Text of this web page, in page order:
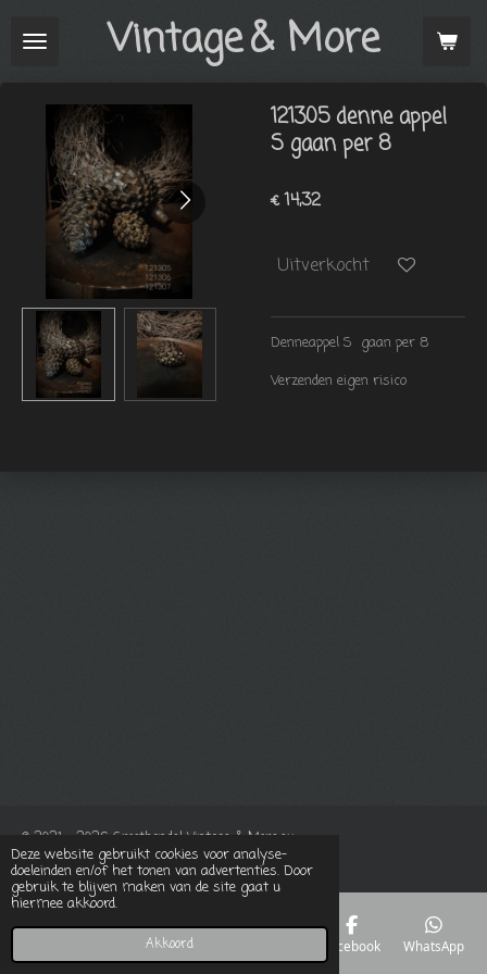
Deze website gebruikt cookies voor analyse-
doeleinden en/of het tonen van advertenties. Door
gebruik te blijven maken van de site gaat u
hiermee akkoord.
Akkoord
direct
hoofdinhoud
Vintage& More
121305 denne appel
S gaan per 8
€ 14,32
Uitverkocht
Denneappel S gaan per 8
Verzenden eigen risico
© 2021 - 2026 Groothandel Vintage & More.eu
Powered byJouwWeb
Telefoonnummer Facebook WhatsApp